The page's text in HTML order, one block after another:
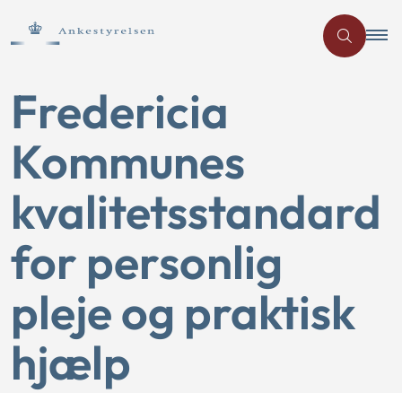
Fredericia
Kommunes
kvalitetsstandard
for personlig
pleje og praktisk
hjælp